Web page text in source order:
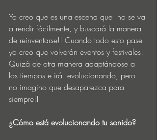
Yo creo que es una escena que  no se va
a rendir fácilmente, y buscará la manera
de reinventarse!! Cuando todo esto pase
yo creo que volverán eventos y festivales!
Quizá de otra manera adaptándose a
los tiempos e irá  evolucionando, pero
no imagino que desaparezca para
siempre!!
¿Cómo está evolucionando tu sonido?